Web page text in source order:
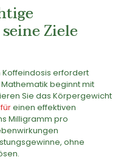
Ziele
erfordert
beginnt mit
Sie das Körpergewicht
einen effektiven
Milligramm pro
ohne